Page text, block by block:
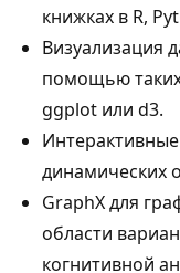
книжках в R,
Визуализация
помощью
ggplot или d3.
динамических
GraphX для
области
когнитивной